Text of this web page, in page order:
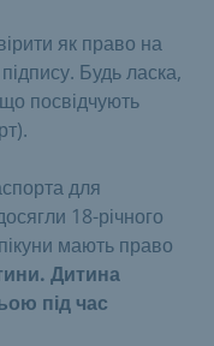
як право на
Будь ласка,
що посвідчують
для
18-річного
мають право
Дитина
під час